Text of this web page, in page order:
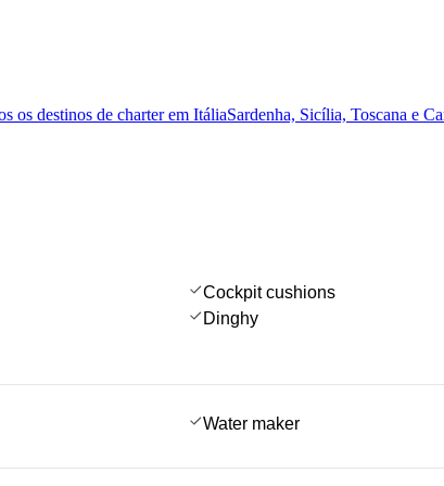
os destinos de charter em ItáliaSardenha, Sicília, Toscana e
Cockpit cushions
Dinghy
Water maker